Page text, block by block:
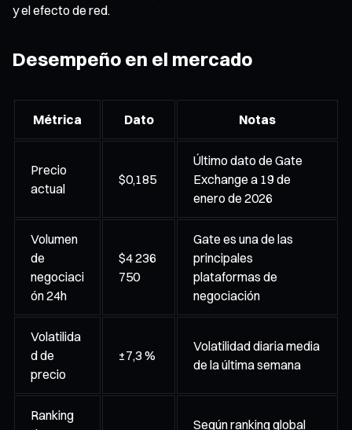
y el efecto de red.
Desempeño en el mercado
Métrica Dato Notas
Precio
actual
$0,185
Último dato de Gate
Exchange a 19 de
enero de 2026
Volumen
de
negociaci
ón 24h
$4 236
750
Gate es una de las
principales
plataformas de
negociación
Volatilida
d de
precio
±7,3 %
Volatilidad diaria media
de la última semana
Ranking
Según ranking global